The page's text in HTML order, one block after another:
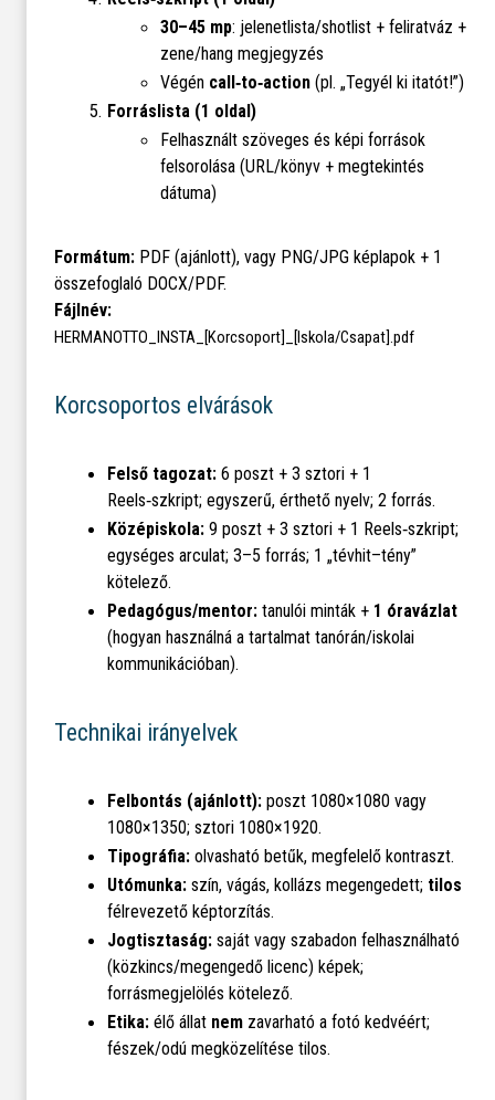
30–45 mp: jelenetlista/shotlist + feliratváz +
zene/hang megjegyzés
Végén call‑to‑action(pl. „Tegyél ki itatót!”)
Forráslista (1 oldal)
Felhasznált szöveges és képi források
felsorolása (URL/könyv + megtekintés
dátuma)
Formátum:PDF (ajánlott), vagy PNG/JPG képlapok + 1
összefoglaló DOCX/PDF.
Fájlnév:
HERMANOTTO_INSTA_[Korcsoport]_[Iskola/Csapat].pdf
Korcsoportos elvárások
Felső tagozat:6 poszt + 3 sztori + 1
Reels‑szkript; egyszerű, érthető nyelv; 2 forrás.
Középiskola:9 poszt + 3 sztori + 1 Reels‑szkript;
egységes arculat; 3–5 forrás; 1 „tévhit–tény”
kötelező.
Pedagógus/mentor:tanulói minták + 1 óravázlat
(hogyan használná a tartalmat tanórán/iskolai
kommunikációban).
Technikai irányelvek
Felbontás (ajánlott):poszt 1080×1080 vagy
1080×1350; sztori 1080×1920.
Tipográfia:olvasható betűk, megfelelő kontraszt.
Utómunka:szín, vágás, kollázs megengedett; tilos
félrevezető képtorzítás.
Jogtisztaság:saját vagy szabadon felhasználható
(közkincs/megengedő licenc) képek;
forrásmegjelölés kötelező.
Etika:élő állat nemzavarható a fotó kedvéért;
fészek/odú megközelítése tilos.